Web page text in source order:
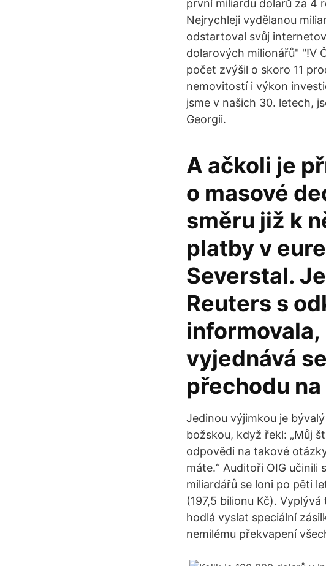
první miliardu dolarů za 4
Nejrychleji vydělanou
odstartoval svůj
dolarových milionářů" "!V
počet zvýšil o skoro 11
nemovitostí i výkon
jsme v našich 30. letech,
Georgii.
A ačkoli je
o masové
směru již k
platby v
Severstal.
Reuters s
vyjednává
přechodu
Jedinou výjimkou je
božskou, když řekl: „Můj
odpovědi na takové
máte.“ Auditoři OIG
miliardářů se loni po pěti
(197,5 bilionu Kč).
hodlá vyslat speciální
nemilému překvapení